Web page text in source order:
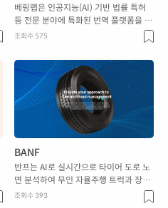
베링랩은 인공지능(AI) 기반 법률 특허
등 전문 분야에 특화된 번역 플랫폼을 개
발하고 있는 스타트업입니다.
조회수 575
BANF
반프는 AI로 실시간으로 타이어 도로 노
면 분석하여 무인 자율주행 트럭과 장거
리 물류를 지원합니다.
조회수 393